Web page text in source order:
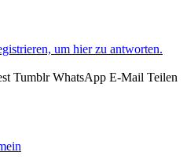
um hier zu antworten.
Tumblr WhatsApp E-Mail Teilen